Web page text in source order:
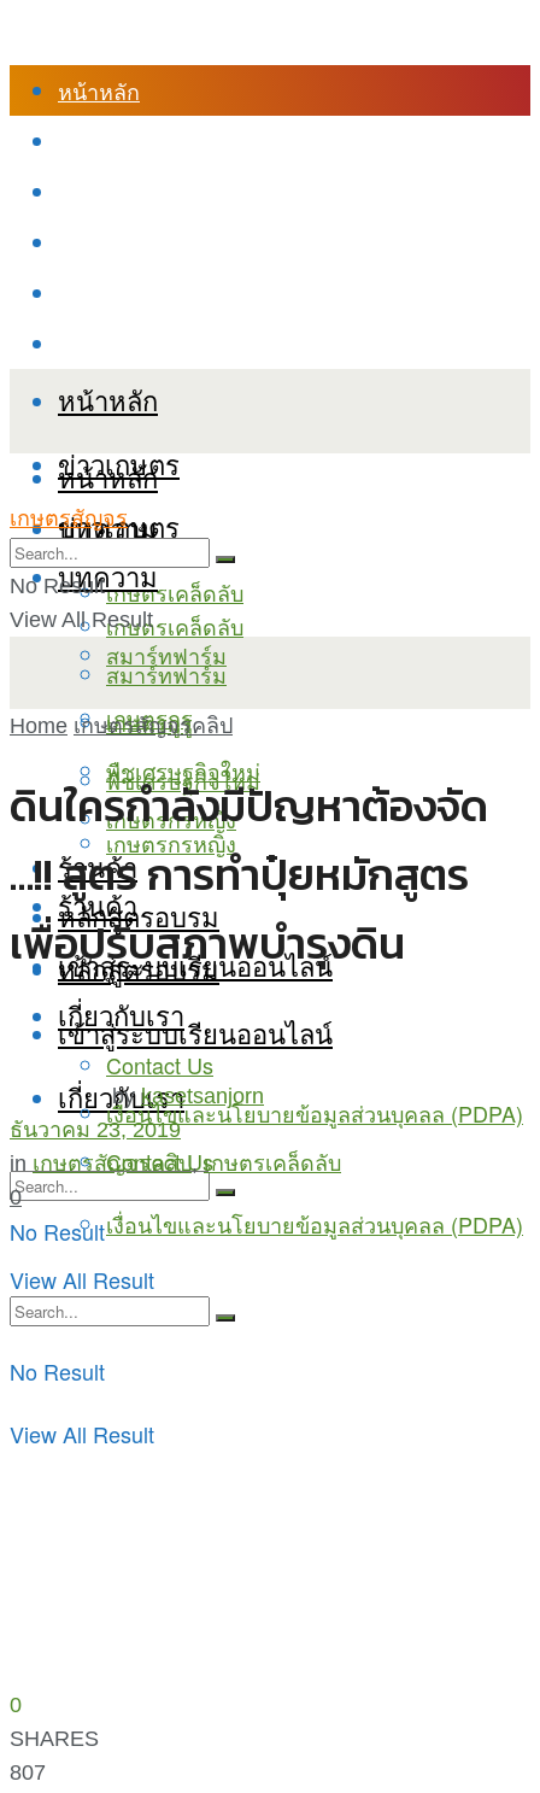
หน้าหลัก
หน้าหลัก
ข่าวเกษตร
บทความ
เกษตรเคล็ดลับ
สมาร์ทฟาร์ม
เกษตรกูรู
พืชเศรษฐกิจใหม่
เกษตรกรหญิง
ร้านค้า
หลักสูตรอบรม
เข้าสู่ระบบเรียนออนไลน์
เกี่ยวกับเรา
Contact Us
เงื่อนไขและนโยบายข้อมูลส่วนบุคลล (PDPA)
No Result
View All Result
หน้าหลัก
ข่าวเกษตร
บทความ
เกษตรเคล็ดลับ
สมาร์ทฟาร์ม
เกษตรกูรู
พืชเศรษฐกิจใหม่
เกษตรกรหญิง
ร้านค้า
หลักสูตรอบรม
เข้าสู่ระบบเรียนออนไลน์
เกี่ยวกับเรา
Contact Us
เงื่อนไขและนโยบายข้อมูลส่วนบุคลล (PDPA)
No Result
View All Result
เกษตรสัญจร
No Result
View All Result
Home เกษตรสัญจรคลิป
ดินใครกำลังมีปัญหาต้องจัด
…!! สูตร การทำปุ๋ยหมักสูตร
เพื่อปรับสภาพบำรุงดิน
by kasetsanjorn
ธันวาคม 23, 2019
in เกษตรสัญจรคลิป,เกษตรเคล็ดลับ
0
0
SHARES
807